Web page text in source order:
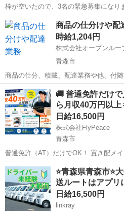
枠が空いたので、3名の緊急募集になります。 ✅お任せする
・格安軽バンを使用して、個人宅や法
す！ （※格安車両リース制度あり。マ
す） ・荷物は日...
青森 青森市 ドライバー 荷
商品の仕分けや配
時給1,204円
株式会社オープンルー
青森市
商品の仕分、積載、配達業務や他、付
業は、 ・倉庫内での商品の仕分作業 ・
大4tクラスのトラック運転なので、中
・最初は先輩社員と一...
青森 青森市 ドライバー
🚚 普通免許だけで人生
日給16,500円
株式会社FlyPeace
青森市
普通免許（AT）だけでOK！ 置き配メ
ません♪ お仕事内容 ネット通販の商品
るお仕事です！ 配送するのは 📦 日用
青森 青森市 ドライバー 置
⭐️青森県青森市⭐️
送ルートはアプ
日給16,500円
linkray